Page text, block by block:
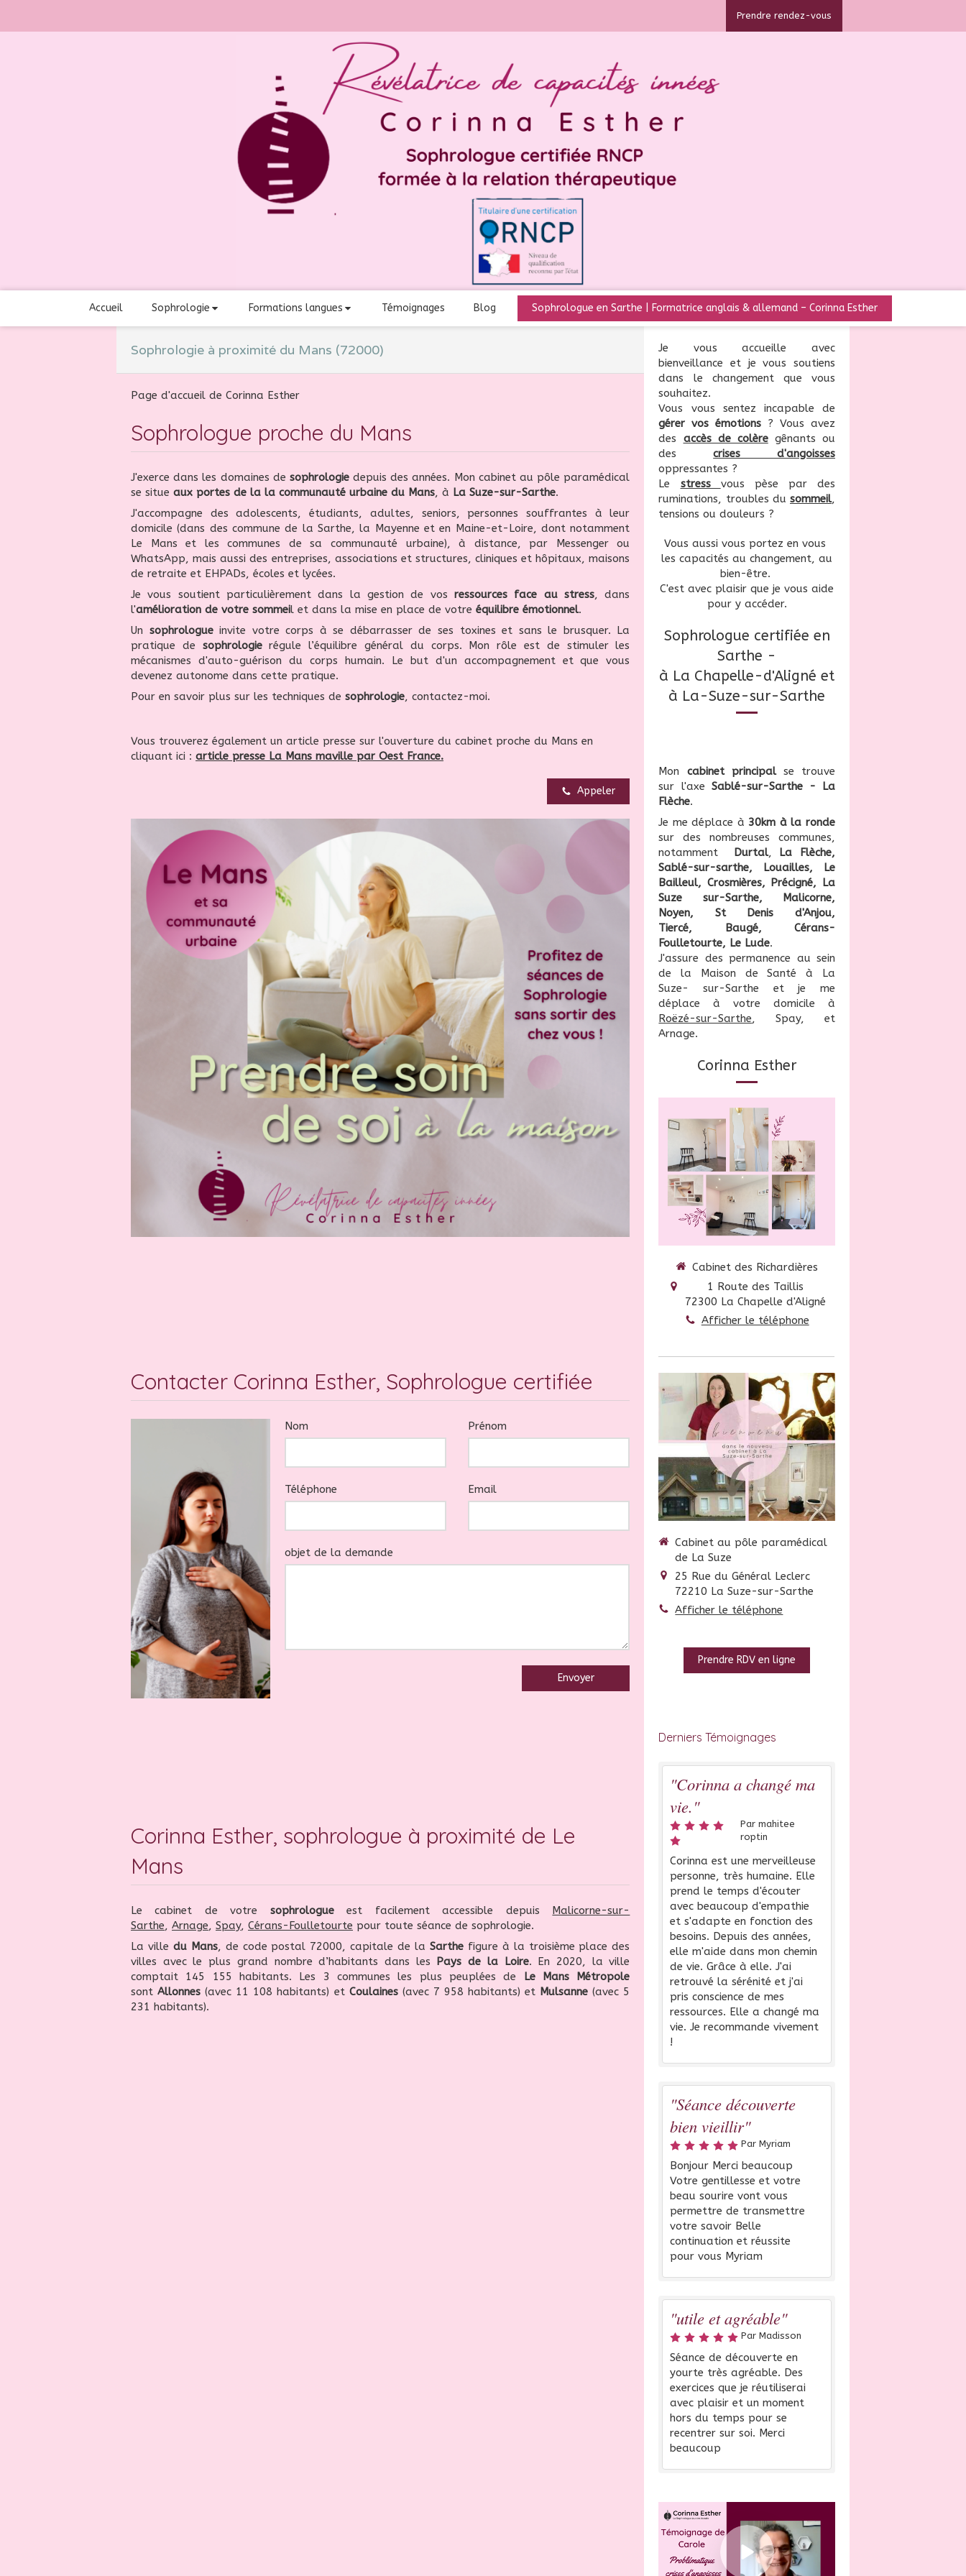
Prendre rendez-vous
Accueil Sophrologie Formations langues Témoignages Blog Sophrologue en Sarthe | Formatrice anglais & allemand – Corinna Esther
Sophrologie à proximité du Mans (72000)
Page d'accueil de Corinna Esther
Sophrologue proche du Mans
J'exerce dans les domaines de sophrologiedepuis des années. Mon cabinet au pôle paramédical
se situe aux portes de la la communauté urbaine du Mans, à La Suze-sur-Sarthe.
J'accompagne des adolescents, étudiants, adultes, seniors, personnes souffrantes à leur
domicile (dans des commune de la Sarthe, la Mayenne et en Maine-et-Loire, dont notamment
Le Mans et les communes de sa communauté urbaine), à distance, par Messenger ou
WhatsApp, mais aussi des entreprises, associations et structures, cliniques et hôpitaux, maisons
de retraite et EHPADs, écoles et lycées.
Je vous soutient particulièrement dans la gestion de vosressources face au stress, dans
l'amélioration de votre sommeil et dans la mise en place de votre équilibre émotionnel.
Un sophrologueinvite votre corps à se débarrasser de ses toxines et sans le brusquer. La
pratique de sophrologierégule l’équilibre général du corps. Mon rôle est de stimuler les
mécanismes d'auto-guérison du corps humain. Le but d'un accompagnement et que vous
devenez autonome dans cette pratique.
Pour en savoir plus sur les techniques de sophrologie, contactez-moi.
Vous trouverez également un article presse sur l'ouverture du cabinet proche du Mans en
cliquant ici : article presse La Mans maville par Oest France.
Appeler
Contacter Corinna Esther, Sophrologue certifiée
Nom Prénom
Téléphone Email
objet de la demande
Envoyer
Corinna Esther, sophrologue à proximité de Le
Mans
Le cabinet de votre sophrologueest facilement accessible depuis Malicorne-sur-
Sarthe, Arnage, Spay, Cérans-Foulletourte pour toute séance de sophrologie.
La ville du Mans, de code postal 72000, capitale de la Sarthe figure à la troisième place des
villes avec le plus grand nombre d’habitants dans les Pays de la Loire. En 2020, la ville
comptait 145 155 habitants. Les 3 communes les plus peuplées de
Le Mans Métropole
sontAllonnes(avec 11 108 habitants) et Coulaines (avec 7 958 habitants) et Mulsanne(avec 5
231 habitants).
Je vous accueille avec
bienveillance et je vous soutiens
dans le changement que vous
souhaitez.
Vous vous sentez incapable de
gérer vos émotions ? Vous avez
des
accès de colère gênants ou
descrises d'angoisses
oppressantes ?
Le stress vous pèse par des
ruminations, troubles du sommeil,
tensions ou douleurs ?
Vous aussi vous portez en vous
les capacités au changement, au
bien-être.
C'est avec plaisir que je vous aide
pour y accéder.
Sophrologue certifiée en
Sarthe -
à La Chapelle-d'Aligné et
à La-Suze-sur-Sarthe
Mon cabinet principal se trouve
sur l'axe Sablé-sur-Sarthe - La
Flèche.
Je me déplace à 30km à la ronde
sur des nombreuses communes,
notamment Durtal, La Flèche,
Sablé-sur-sarthe, Louailles, Le
Bailleul, Crosmières, Précigné, La
Suze sur-Sarthe, Malicorne,
Noyen, St Denis d'Anjou,
Tiercé, Baugé, Cérans-
Foulletourte, Le Lude.
J'assure des permanence au sein
de la Maison de Santé à La
Suze- sur-Sarthe et je me
déplace à votre domicile à
Roëzé-sur-Sarthe, Spay, et
Arnage.
Corinna Esther
Cabinet des Richardières
1 Route des Taillis
72300 La Chapelle d'Aligné
Afficher le téléphone
Cabinet au pôle paramédical
de La Suze
25 Rue du Général Leclerc
72210 La Suze-sur-Sarthe
Afficher le téléphone
Prendre RDV en ligne
Derniers Témoignages
"Corinna a changé ma
vie."
Par mahitee
roptin
Corinna est une merveilleuse
personne, très humaine. Elle
prend le temps d'écouter
avec beaucoup d'empathie
et s'adapte en fonction des
besoins. Depuis des années,
elle m'aide dans mon chemin
de vie. Grâce à elle. J'ai
retrouvé la sérénité et j'ai
pris conscience de mes
ressources. Elle a changé ma
vie. Je recommande vivement
!
"Séance découverte
bien vieillir"
Par Myriam
Bonjour Merci beaucoup
Votre gentillesse et votre
beau sourire vont vous
permettre de transmettre
votre savoir Belle
continuation et réussite
pour vous Myriam
"utile et agréable"
Par Madisson
Séance de découverte en
yourte très agréable. Des
exercices que je réutiliserai
avec plaisir et un moment
hors du temps pour se
recentrer sur soi. Merci
beaucoup